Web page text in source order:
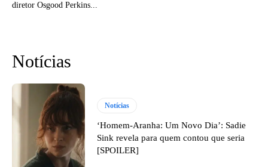
diretor Osgood Perkins...
Notícias
Notícias
‘Homem-Aranha: Um Novo Dia’: Sadie
Sink revela para quem contou que seria
[SPOILER]